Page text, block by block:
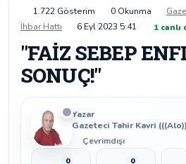
1.722 Gösterim 0 Okunma
İhbar Hattı
6 Eyl 2023 5:41 1 canlı
"FAİZ SEBEP
SONUÇ!"
Yazar
Gazeteci Tahir Kavri
Çevrimdışı
0 0